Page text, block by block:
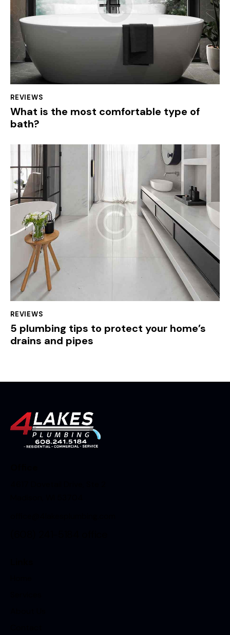
REVIEWS
What is the most comfortable type of
bath?
REVIEWS
5 plumbing tips to protect your home’s
drains and pipes